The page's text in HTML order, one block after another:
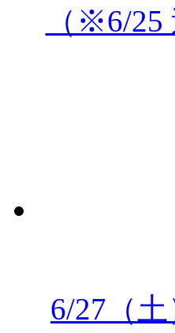
（※6/
6/27（